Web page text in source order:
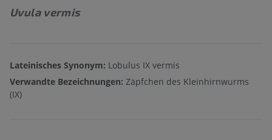
Uvula vermis
Lateinisches Synonym: Lobulus IX vermis
Verwandte Bezeichnungen: Zäpfchen des Kleinhirnwurms
(IX)